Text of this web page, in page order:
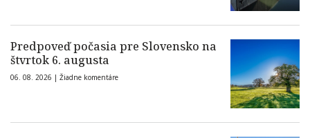
Predpoveď počasia pre Slovensko na
štvrtok 6. augusta
06. 08. 2026 | Žiadne komentáre